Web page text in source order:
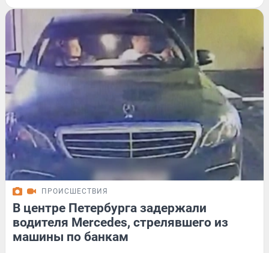
ПРОИСШЕСТВИЯ
В центре Петербурга задержали
водителя Mercedes, стрелявшего из
машины по банкам